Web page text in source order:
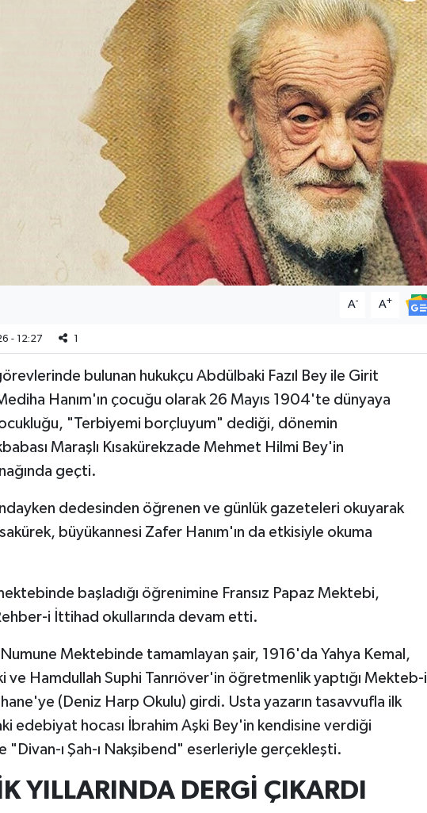
A- A+
- 12:27 1
bulunan hukukçu Abdülbaki Fazıl Bey ile Girit
Hanım'ın çocuğu olarak 26 Mayıs 1904'te dünyaya
"Terbiyemi borçluyum" dediği, dönemin
Maraşlı Kısakürekzade Mehmet Hilmi Bey'in
geçti.
dedesinden öğrenen ve günlük gazeteleri okuyarak
büyükannesi Zafer Hanım'ın da etkisiyle okuma
başladığı öğrenimine Fransız Papaz Mektebi,
i İttihad okullarında devam etti.
Mektebinde tamamlayan şair, 1916'da Yahya Kemal,
ve Hamdullah Suphi Tanrıöver'in öğretmenlik yaptığı Mekteb-i
(Deniz Harp Okulu) girdi. Usta yazarın tasavvufla ilk
edebiyat hocası İbrahim Aşki Bey'in kendisine verdiği
"Divan-ı Şah-ı Nakşibend" eserleriyle gerçekleşti.
YILLARINDA DERGİ ÇIKARDI